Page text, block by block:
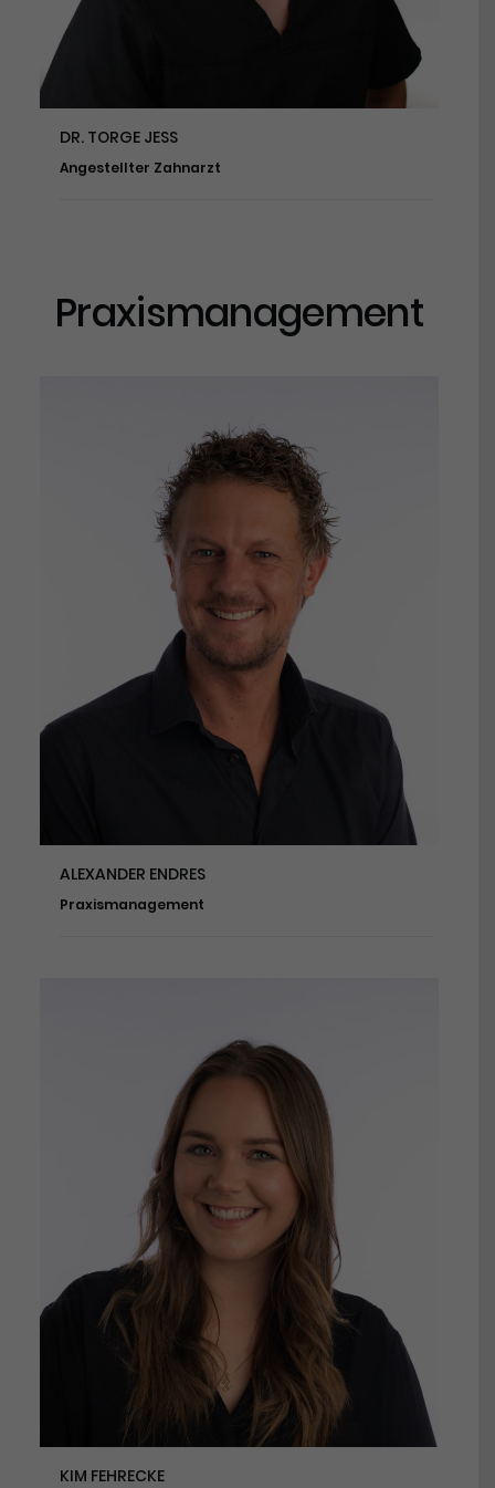
DR. TORGE JESS
Angestellter Zahnarzt
Praxismanagement
ALEXANDER ENDRES
Praxismanagement
KIM FEHRECKE